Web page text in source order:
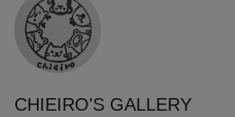
CHIEIRO'S GALLERY